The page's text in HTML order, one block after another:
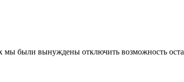
были вынуждены отключить возможность